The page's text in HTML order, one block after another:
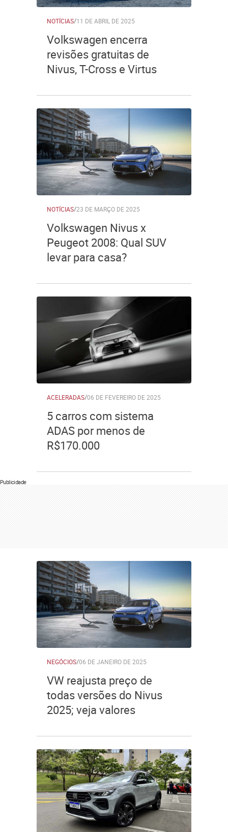
NOTÍCIAS/11 DE ABRIL DE 2025
Volkswagen encerra
revisões gratuitas de
Nivus, T-Cross e Virtus
NOTÍCIAS/23 DE MARÇO DE 2025
Volkswagen Nivus x
Peugeot 2008: Qual SUV
levar para casa?
ACELERADAS/06 DE FEVEREIRO DE 2025
5 carros com sistema
ADAS por menos de
R$170.000
Publicidade
NEGÓCIOS/06 DE JANEIRO DE 2025
VW reajusta preço de
todas versões do Nivus
2025; veja valores